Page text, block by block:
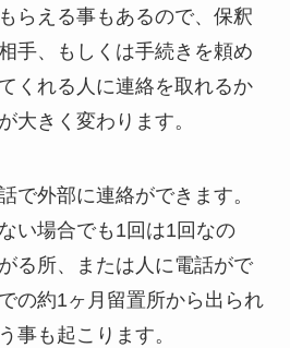
らえる事もあるので、保釈
手、もしくは手続きを頼め
くれる人に連絡を取れるか
大きく変わります。
で外部に連絡ができます。
い場合でも1回は1回なの
る所、または人に電話がで
の約1ヶ月留置所から出られ
事も起こります。